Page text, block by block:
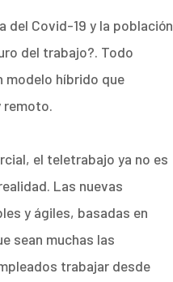
del Covid-19 y la población
del trabajo?. Todo
modelo híbrido que
remoto.
el teletrabajo ya no es
Las nuevas
y ágiles, basadas en
sean muchas las
trabajar desde